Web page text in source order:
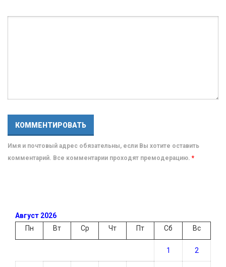
Имя и почтовый адрес обязательны, если Вы хотите оставить
комментарий. Все комментарии проходят премодерацию. *
Август 2026
Пн
Вт Ср Чт Пт Сб Вс
1 2